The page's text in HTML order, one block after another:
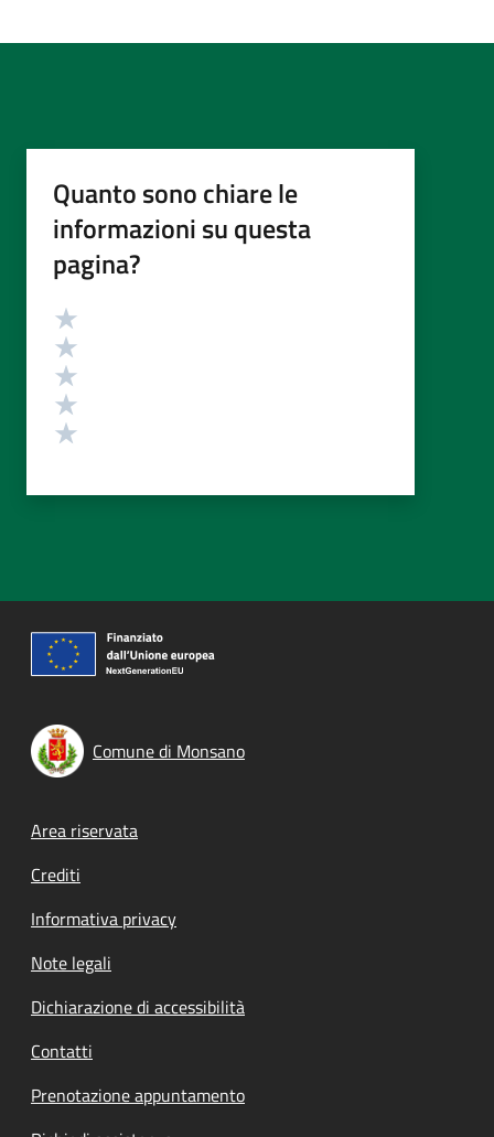
Quanto sono chiare le
informazioni su questa
pagina?
Valutazione
Comune di Monsano
Footer menu
Area riservata
Crediti
Informativa privacy
Note legali
Dichiarazione di accessibilità
Contatti
Prenotazione appuntamento